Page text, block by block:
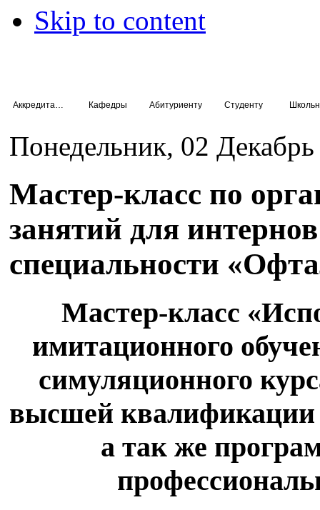
Skip to content
Кафедры Абитуриенту Студенту
Понедельник, 02
Мастер-класс по
занятий для
специальности
Мастер-класс
имитационного
симуляционного
высшей квалификации
а так же